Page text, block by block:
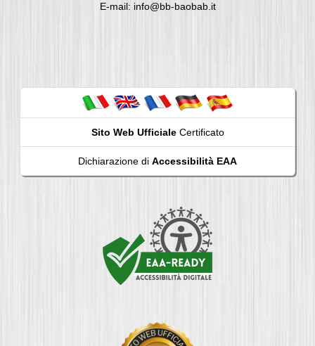
E-mail: info@bb-baobab.it
Sito Web UfficialeCertificato
Dichiarazione di Accessibilità EAA